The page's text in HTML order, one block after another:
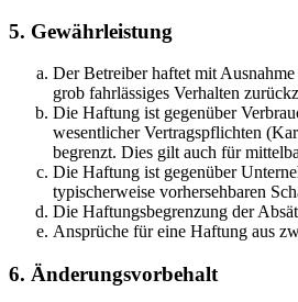
5. Gewährleistung
Der Betreiber haftet mit
grob fahrlässiges Verhalten
Die Haftung ist gegenüber
wesentlicher Vertragspflichten
begrenzt. Dies gilt auch für
Die Haftung ist gegenüber
typischerweise vorhersehbaren
Die Haftungsbegrenzung der
Ansprüche für eine Haftung aus
6. Änderungsvorbehalt